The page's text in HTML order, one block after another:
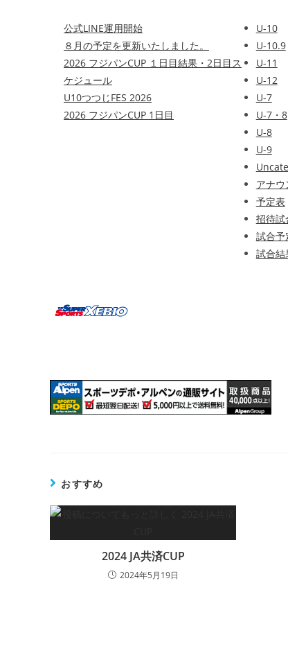
公式LINE運用開始
８月の予定を更新いたしました。
2026 フジパンCUP １日目結果・2日目ス
ケジュール
U10つつじFES 2026
2026 フジパンCUP 1日目
U-10
U-10.9
U-11
U-12
U-7
U-7・8
U-8
U-9
アナウ
予定表
招待試
試合予
試合結
おすすめ
2024 JA共済CUP
2024年5月19日